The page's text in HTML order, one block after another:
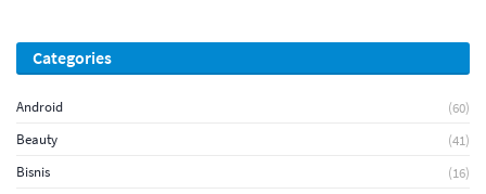
Categories
Android
(60)
Beauty
(41)
Bisnis
(16)